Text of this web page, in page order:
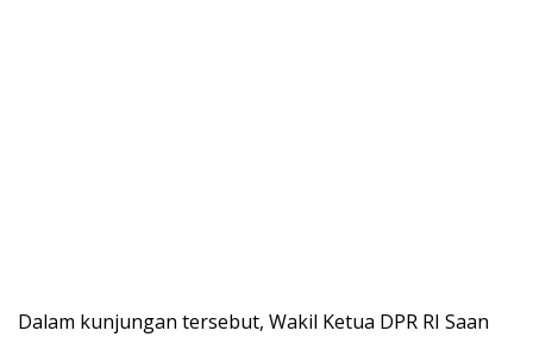
Dalam kunjungan tersebut, Wakil Ketua DPR RI Saan